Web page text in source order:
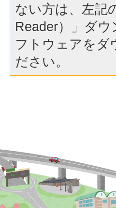
ない方は、左記
Reader）」ダ
フトウェアをダ
ださい。